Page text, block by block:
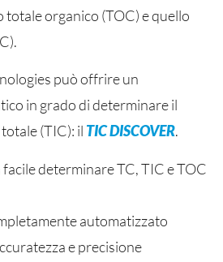
totale organico (TOC) e quello
può offrire un
in grado di determinare il
(TIC): il TIC DISCOVER.
determinare TC, TIC e TOC
automatizzato
e precisione